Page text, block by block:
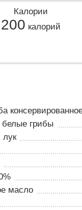
Калории
200 калорий
грибы
лук
масло